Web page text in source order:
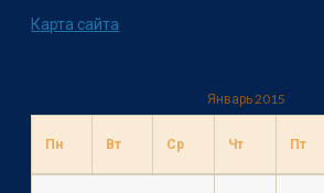
Карта сайта
Январь 2015
Пн Вт Ср Чт Пт